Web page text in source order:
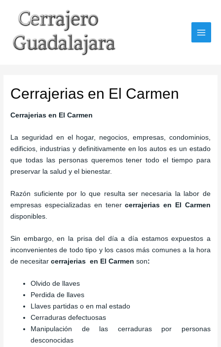
contenido
Cerrajerias en El Carmen
Cerrajerias en El Carmen
La seguridad en el hogar, negocios, empresas, condominios,
edificios, industrias y definitivamente en los autos es un estado
que todas las personas queremos tener todo el tiempo para
preservar la salud y el bienestar.
Razón suficiente por lo que resulta ser necesaria la labor de
empresas especializadas en tenercerrajerias en El Carmen
disponibles.
Sin embargo, en la prisa del día a día estamos expuestos a
inconvenientes de todo tipo y los casos más comunes a la hora
de necesitarcerrajerias en El Carmen son:
Olvido de llaves
Perdida de llaves
Llaves partidas o en mal estado
Cerraduras defectuosas
Manipulación de las cerraduras por personas
desconocidas